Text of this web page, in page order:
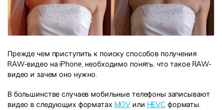
Прежде чем приступить к поиску способов получения
RAW-видео на iPhone, необходимо понять, что такое RAW-
видео и зачем оно нужно.
В большинстве случаев мобильные телефоны записывают
видео в следующих форматах MOV или HEVC форматы.